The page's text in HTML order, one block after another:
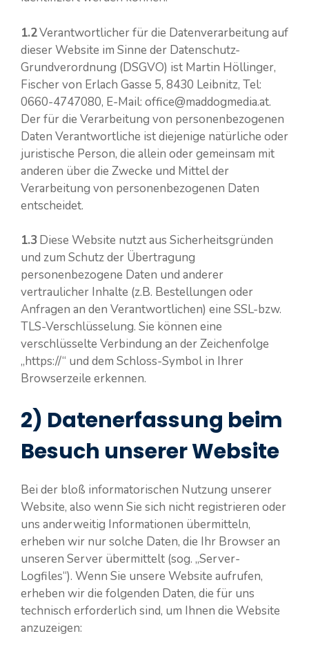
1.2Verantwortlicher für die Datenverarbeitung auf
dieser Website im Sinne der Datenschutz-
Grundverordnung (DSGVO) ist Martin Höllinger,
Fischer von Erlach Gasse 5, 8430 Leibnitz, Tel:
0660-4747080, E-Mail: office@maddogmedia.at.
Der für die Verarbeitung von personenbezogenen
Daten Verantwortliche ist diejenige natürliche oder
juristische Person, die allein oder gemeinsam mit
anderen über die Zwecke und Mittel der
Verarbeitung von personenbezogenen Daten
entscheidet.
1.3 Diese Website nutzt aus Sicherheitsgründen
und zum Schutz der Übertragung
personenbezogene Daten und anderer
vertraulicher Inhalte (z.B. Bestellungen oder
Anfragen an den Verantwortlichen) eine SSL-bzw.
TLS-Verschlüsselung. Sie können eine
verschlüsselte Verbindung an der Zeichenfolge
„https://“ und dem Schloss-Symbol in Ihrer
Browserzeile erkennen.
2) Datenerfassung beim
Besuch unserer Website
Bei der bloß informatorischen Nutzung unserer
Website, also wenn Sie sich nicht registrieren oder
uns anderweitig Informationen übermitteln,
erheben wir nur solche Daten, die Ihr Browser an
unseren Server übermittelt (sog. „Server-
Logfiles“). Wenn Sie unsere Website aufrufen,
erheben wir die folgenden Daten, die für uns
technisch erforderlich sind, um Ihnen die Website
anzuzeigen: